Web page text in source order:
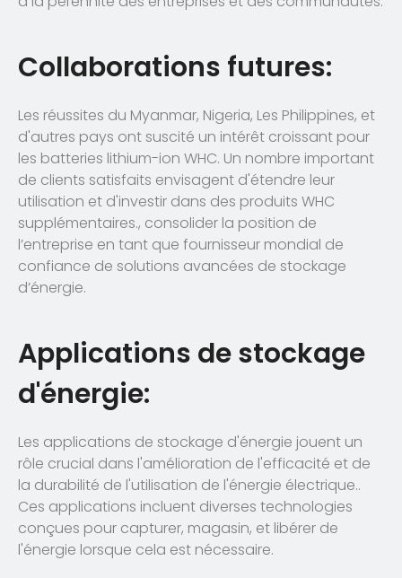
Collaborations futures:
Les réussites du Myanmar, Nigeria, Les Philippines, et
d'autres pays ont suscité un intérêt croissant pour
les batteries lithium-ion WHC. Un nombre important
de clients satisfaits envisagent d'étendre leur
utilisation et d'investir dans des produits WHC
supplémentaires., consolider la position de
l’entreprise en tant que fournisseur mondial de
confiance de solutions avancées de stockage
d’énergie.
Applications de stockage
d'énergie:
Les applications de stockage d'énergie jouent un
rôle crucial dans l'amélioration de l'efficacité et de
la durabilité de l'utilisation de l'énergie électrique..
Ces applications incluent diverses technologies
conçues pour capturer, magasin, et libérer de
l'énergie lorsque cela est nécessaire.